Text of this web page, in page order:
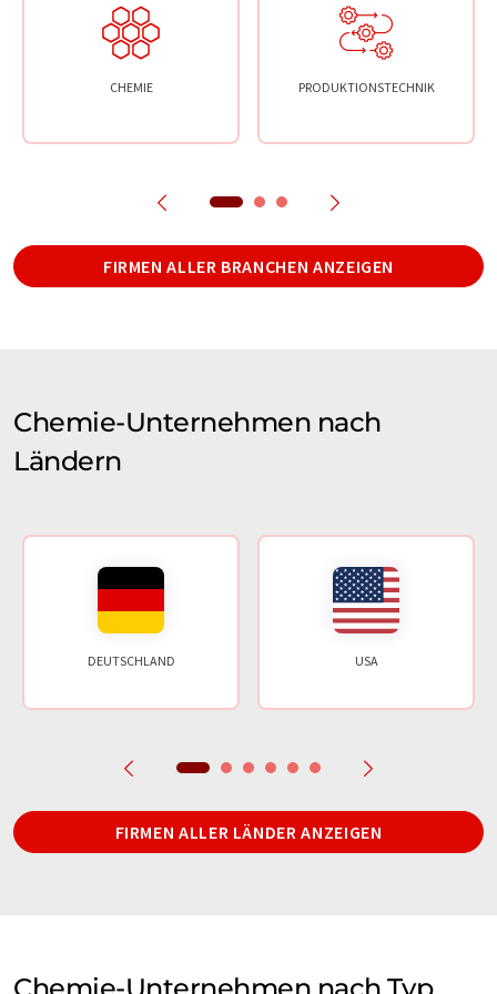
CHEMIE PRODUKTIONSTECHNIK
FIRMEN ALLER BRANCHEN ANZEIGEN
Chemie-Unternehmen nach
Ländern
DEUTSCHLAND USA
FIRMEN ALLER LÄNDER ANZEIGEN
Chemie-Unternehmen nach Typ